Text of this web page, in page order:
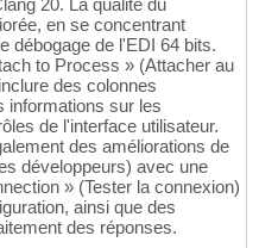
20. La qualité du
en se concentrant
débogage de l'EDI 64 bits.
to Process » (Attacher au
des colonnes
informations sur les
de l'interface utilisateur.
des améliorations de
développeurs) avec une
» (Tester la connexion)
ainsi que des
des réponses.